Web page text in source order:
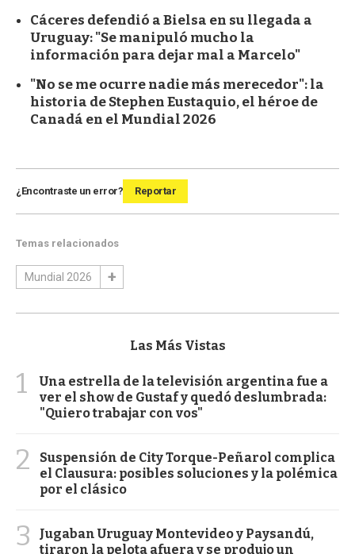
Cáceres defendió a Bielsa en su llegada a
Uruguay: "Se manipuló mucho la
información para dejar mal a Marcelo"
"No se me ocurre nadie más merecedor": la
historia de Stephen Eustaquio, el héroe de
Canadá en el Mundial 2026
¿Encontraste un error? Reportar
Temas relacionados
Mundial 2026
Las Más Vistas
1
Una estrella de la televisión argentina fue a
ver el show de Gustaf y quedó deslumbrada:
"Quiero trabajar con vos"
2
Suspensión de City Torque-Peñarol complica
el Clausura: posibles soluciones y la polémica
por el clásico
3
Jugaban Uruguay Montevideo y Paysandú,
tiraron la pelota afuera y se produjo un